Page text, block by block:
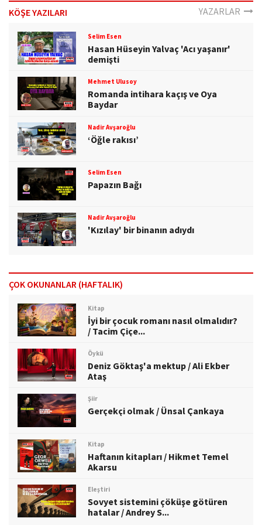
o
KÖŞE YAZILARI YAZARLAR
Selim Esen
Hasan Hüseyin Yalvaç 'Acı yaşanır'
demişti
Mehmet Ulusoy
Romanda intihara kaçış ve Oya
Baydar
Nadir Avşaroğlu
‘Öğle rakısı’
Selim Esen
Papazın Bağı
Nadir Avşaroğlu
'Kızılay' bir binanın adıydı
ÇOK OKUNANLAR (HAFTALIK)
Kitap
İyi bir çocuk romanı nasıl olmalıdır?
/ Tacim Çiçe...
Öykü
Deniz Göktaş'a mektup / Ali Ekber
Ataş
Şiir
Gerçekçi olmak / Ünsal Çankaya
Kitap
Haftanın kitapları / Hikmet Temel
Akarsu
Eleştiri
Sovyet sistemini çöküşe götüren
hatalar / Andrey S...